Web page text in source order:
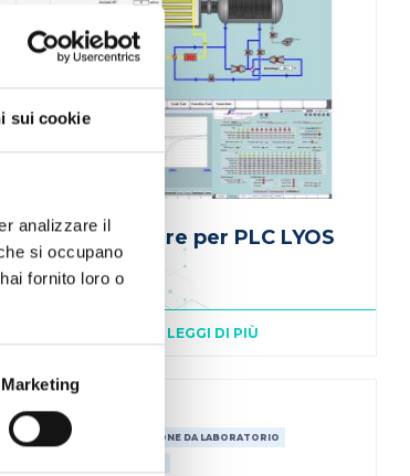
sui cookie
analizzare il
si occupano
fornito loro o
Marketing
Software per PLC LYOS
LEGGI DI PIÙ
STRUMENTAZIONE DA LABORATORIO